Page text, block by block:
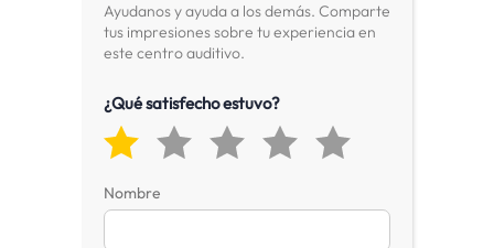
Ayudanos y ayuda a los demás. Comparte
tus impresiones sobre tu experiencia en
este centro auditivo.
¿Qué satisfecho estuvo?
Nombre